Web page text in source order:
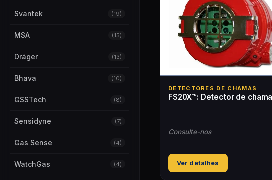
Svantek (19)
MSA (15)
Dräger (13)
Bhava (10)
GSSTech (8)
Sensidyne (7)
Gas Sense (4)
WatchGas (4)
DETECTORES DE CHAMAS
FS20X™: Detector de chama
Consulte-nos
Ver detalhes